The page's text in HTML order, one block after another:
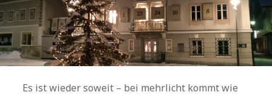
Es ist wieder soweit – bei mehrlicht kommt wie